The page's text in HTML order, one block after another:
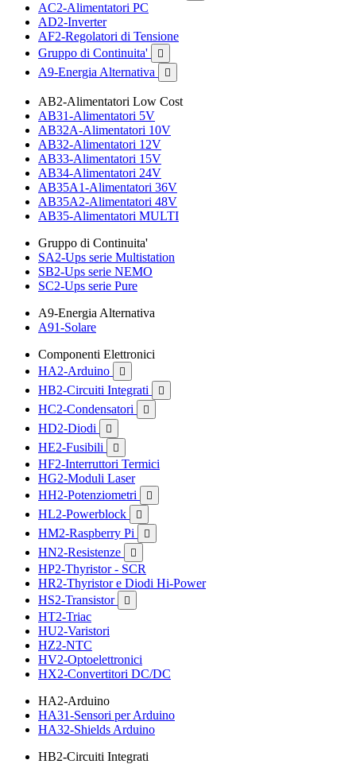
AC2-Alimentatori PC
AD2-Inverter
AF2-Regolatori di Tensione
Gruppo di Continuita'

A9-Energia Alternativa 
AB2-Alimentatori Low Cost
AB31-Alimentatori 5V
AB32A-Alimentatori 10V
AB32-Alimentatori 12V
AB33-Alimentatori 15V
AB34-Alimentatori 24V
AB35A1-Alimentatori 36V
AB35A2-Alimentatori 48V
AB35-Alimentatori MULTI
Gruppo di Continuita'
SA2-Ups serie Multistation
SB2-Ups serie NEMO
SC2-Ups serie Pure
A9-Energia Alternativa
A91-Solare
Componenti Elettronici
HA2-Arduino

HB2-Circuiti Integrati 
HC2-Condensatori 
HD2-Diodi 
HE2-Fusibili 
HF2-Interruttori Termici
HG2-Moduli Laser
HH2-Potenziometri

HL2-Powerblock 
HM2-Raspberry Pi 
HN2-Resistenze 
HP2-Thyristor - SCR
HR2-Thyristor e Diodi Hi-Power
HS2-Transistor

HT2-Triac
HU2-Varistori
HZ2-NTC
HV2-Optoelettronici
HX2-Convertitori DC/DC
HA2-Arduino
HA31-Sensori per Arduino
HA32-Shields Arduino
HB2-Circuiti Integrati